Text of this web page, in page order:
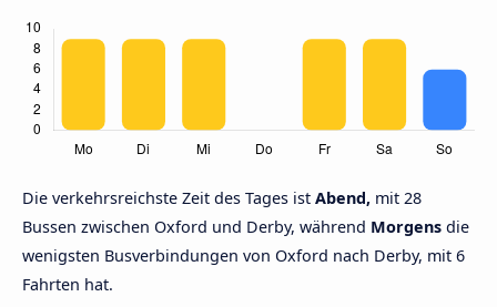
Die verkehrsreichste Zeit des Tages ist Abend, mit 28
Bussen zwischen Oxford und Derby, während Morgens die
wenigsten Busverbindungen von Oxford nach Derby, mit 6
Fahrten hat.